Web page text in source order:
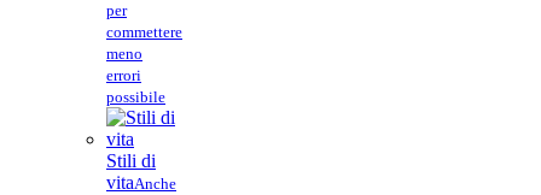
per
commettere
meno
errori
possibile
Stili di
vitaAnche